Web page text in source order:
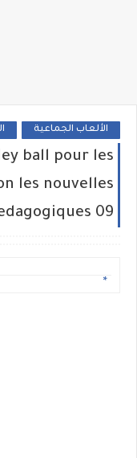
الألعاب الجماعية
ball pour les
les nouvelles
09